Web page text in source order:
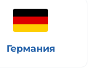
Германия